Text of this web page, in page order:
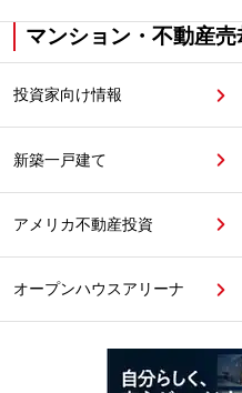
マンション・不動産
投資家向け情報
新築一戸建て
アメリカ不動産投資
オープンハウスアリーナ